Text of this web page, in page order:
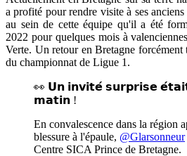
a profité pour rendre visite à ses
au sein de cette équipe qu'il a été
2022 pour quelques mois à
Verte. Un retour en Bretagne
du championnat de Ligue 1.
👀 𝗨𝗻 𝗶𝗻𝘃𝗶𝘁𝗲́ 𝘀𝘂𝗿𝗽𝗿𝗶𝘀𝗲
𝗺𝗮𝘁𝗶𝗻 !
En convalescence dans la région
blessure à l'épaule, @Glarsonneur
Centre SICA Prince de Bretagne.